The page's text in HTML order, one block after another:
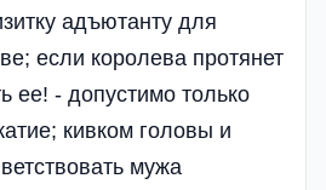
адъютанту для
если королева протянет
ее! - допустимо только
кивком головы и
мужа